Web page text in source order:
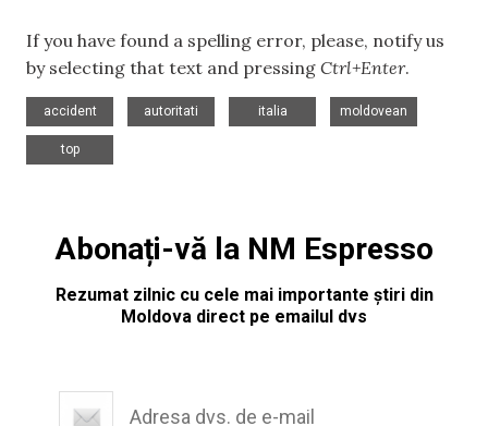
If you have found a spelling error, please, notify us
by selecting that text and pressing Ctrl+Enter.
accident
autoritati
italia
moldovean
top
Abonați-vă la NM Espresso
Rezumat zilnic cu cele mai importante știri din
Moldova direct pe emailul dvs